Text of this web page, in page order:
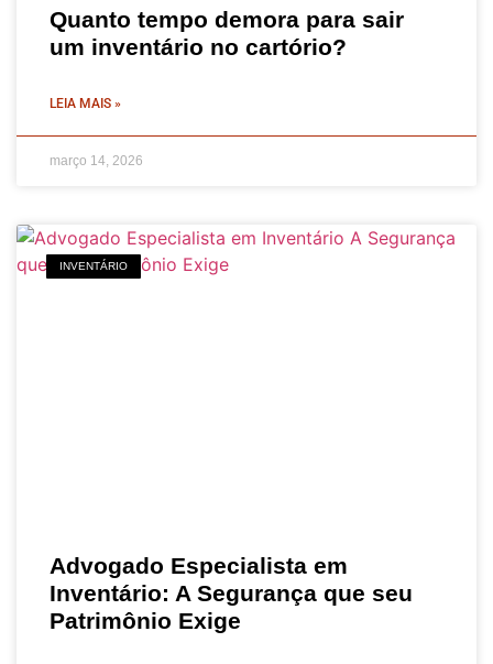
Quanto tempo demora para sair
um inventário no cartório?
LEIA MAIS »
março 14, 2026
INVENTÁRIO
Advogado Especialista em
Inventário: A Segurança que seu
Patrimônio Exige